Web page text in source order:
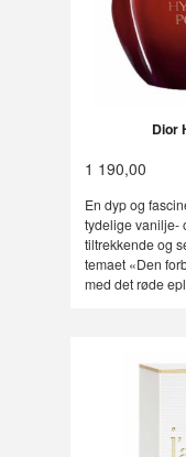
Dior
1 190,00
En dyp og
tydelige vanilje-
tiltrekkende og
temaet «Den
med det røde